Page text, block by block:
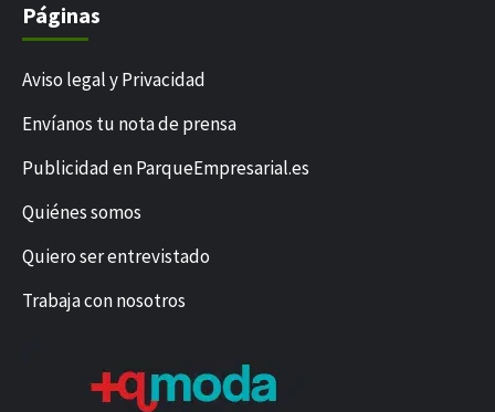
Páginas
Aviso legal y Privacidad
Envíanos tu nota de prensa
Publicidad en ParqueEmpresarial.es
Quiénes somos
Quiero ser entrevistado
Trabaja con nosotros